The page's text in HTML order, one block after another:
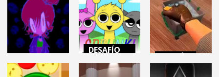
DESAFÍO
MENTAL
DESAFÍO
MENTAL
INCREDIBOX
ACCIÓN
CRIME SCENE